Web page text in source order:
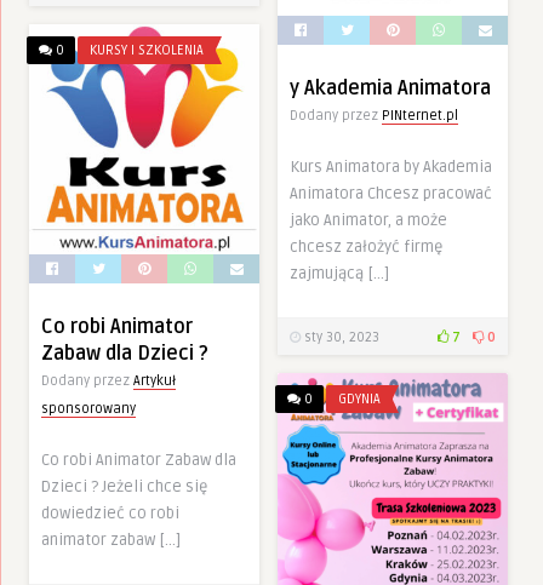
y Akademia Animatora
Dodany przez PINternet.pl
Kurs Animatora by Akademia
Animatora Chcesz pracować
jako Animator, a może
chcesz założyć firmę
zajmującą […]
sty 30, 2023 7 0
0 KURSY I SZKOLENIA
Co robi Animator
Zabaw dla Dzieci ?
Dodany przez Artykuł
sponsorowany
Co robi Animator Zabaw dla
Dzieci ? Jeżeli chce się
dowiedzieć co robi
animator zabaw […]
0 GDYNIA